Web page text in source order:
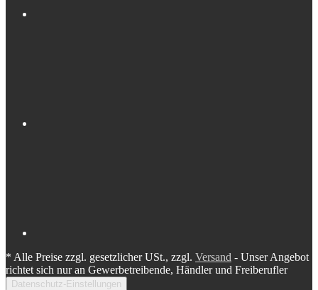
* Alle Preise zzgl. gesetzlicher USt., zzgl. Versand - Unser Angebot
richtet sich nur an Gewerbetreibende, Händler und Freiberufler
Datenschutz-Einstellungen